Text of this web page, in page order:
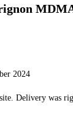
2024
Delivery was